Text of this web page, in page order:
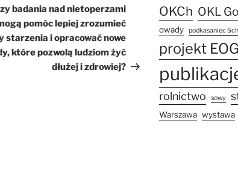
wpis
badania nad nietoperzami
pomóc lepiej zrozumieć
starzenia i opracować nowe
które pozwolą ludziom żyć
dłużej i zdrowiej?
OKCh OKL
owady podkasaniec
projekt EOG
rolnictwo sowy
Warszawa wystawa